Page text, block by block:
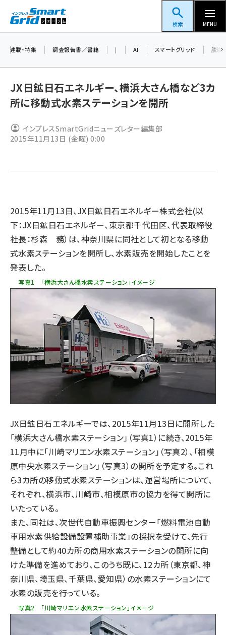
ン
スマートグリッドフォーラム
検索 MENU
新井 (353)
新井宏征 (289)
大串 (216)
aitras (180)
タンデム (145)
連載・特集 調査報告書／書籍 | AI スマートグリッド 脱炭
JX日鉱日石エネルギー、横浜大さん橋など3カ
所に移動式水素ステーションを開所
インプレスSmartGridニューズレター編集部
2015年11月13日 (金曜) 0:00
2015年11月13日、JX日鉱日石エネルギー株式会社(以
下：JX日鉱日石エネルギー、東京都千代田区、代表取締役
社長：杉森 務）は、神奈川県に同社として初となる移動
式水素ステーションを開所し、水素販売を開始したことを
発表した。
写真1 「横浜大さん橋水素ステーション」イメージ
JX日鉱日石エネルギーでは、2015年11月13日に開所した
「横浜大さん橋水素ステーション」（写真1）に続き、2015年
11月中に「川崎マリエン水素ステーション」（写真2）、「相模
原中央水素ステーション」（写真3）の開所を予定する。これ
ら3カ所の移動式水素ステーションは、運営場所について、
それぞれ、横浜市、川崎市、相模原市の協力を得て開所に
いたっている。
また、同社は、次世代自動車振興センター「燃料電池自動
車用水素供給設備設置補助事業」の採択を受けて、先行
整備として約40カ所の商用水素ステーションの開所に向
けた準備を進めており、このうち既に、12カ所（東京都、神
奈川県、埼玉県、千葉県、愛知県）の水素ステーションにて
水素の販売を行っている。
写真2 「川崎マリエン水素ステーション」イメージ